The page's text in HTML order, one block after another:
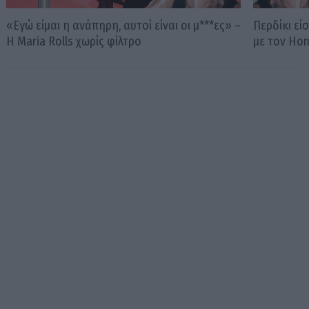
«Εγώ είμαι η ανάπηρη, αυτοί είναι οι μ***ες» –
Η Maria Rolls χωρίς φίλτρο
Περδίκι
με τον